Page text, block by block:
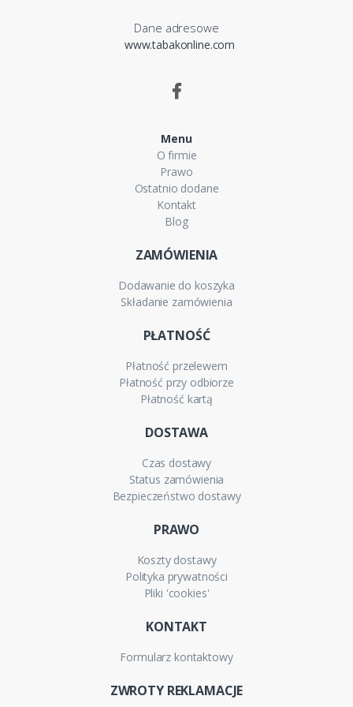
Dane adresowe
www.tabakonline.com
Menu
O firmie
Prawo
Ostatnio dodane
Kontakt
Blog
ZAMÓWIENIA
Dodawanie do koszyka
Składanie zamówienia
PŁATNOŚĆ
Płatność przelewem
Płatność przy odbiorze
Płatność kartą
DOSTAWA
Czas dostawy
Status zamówienia
Bezpieczeństwo dostawy
PRAWO
Koszty dostawy
Polityka prywatności
Pliki 'cookies'
KONTAKT
Formularz kontaktowy
ZWROTY REKLAMACJE